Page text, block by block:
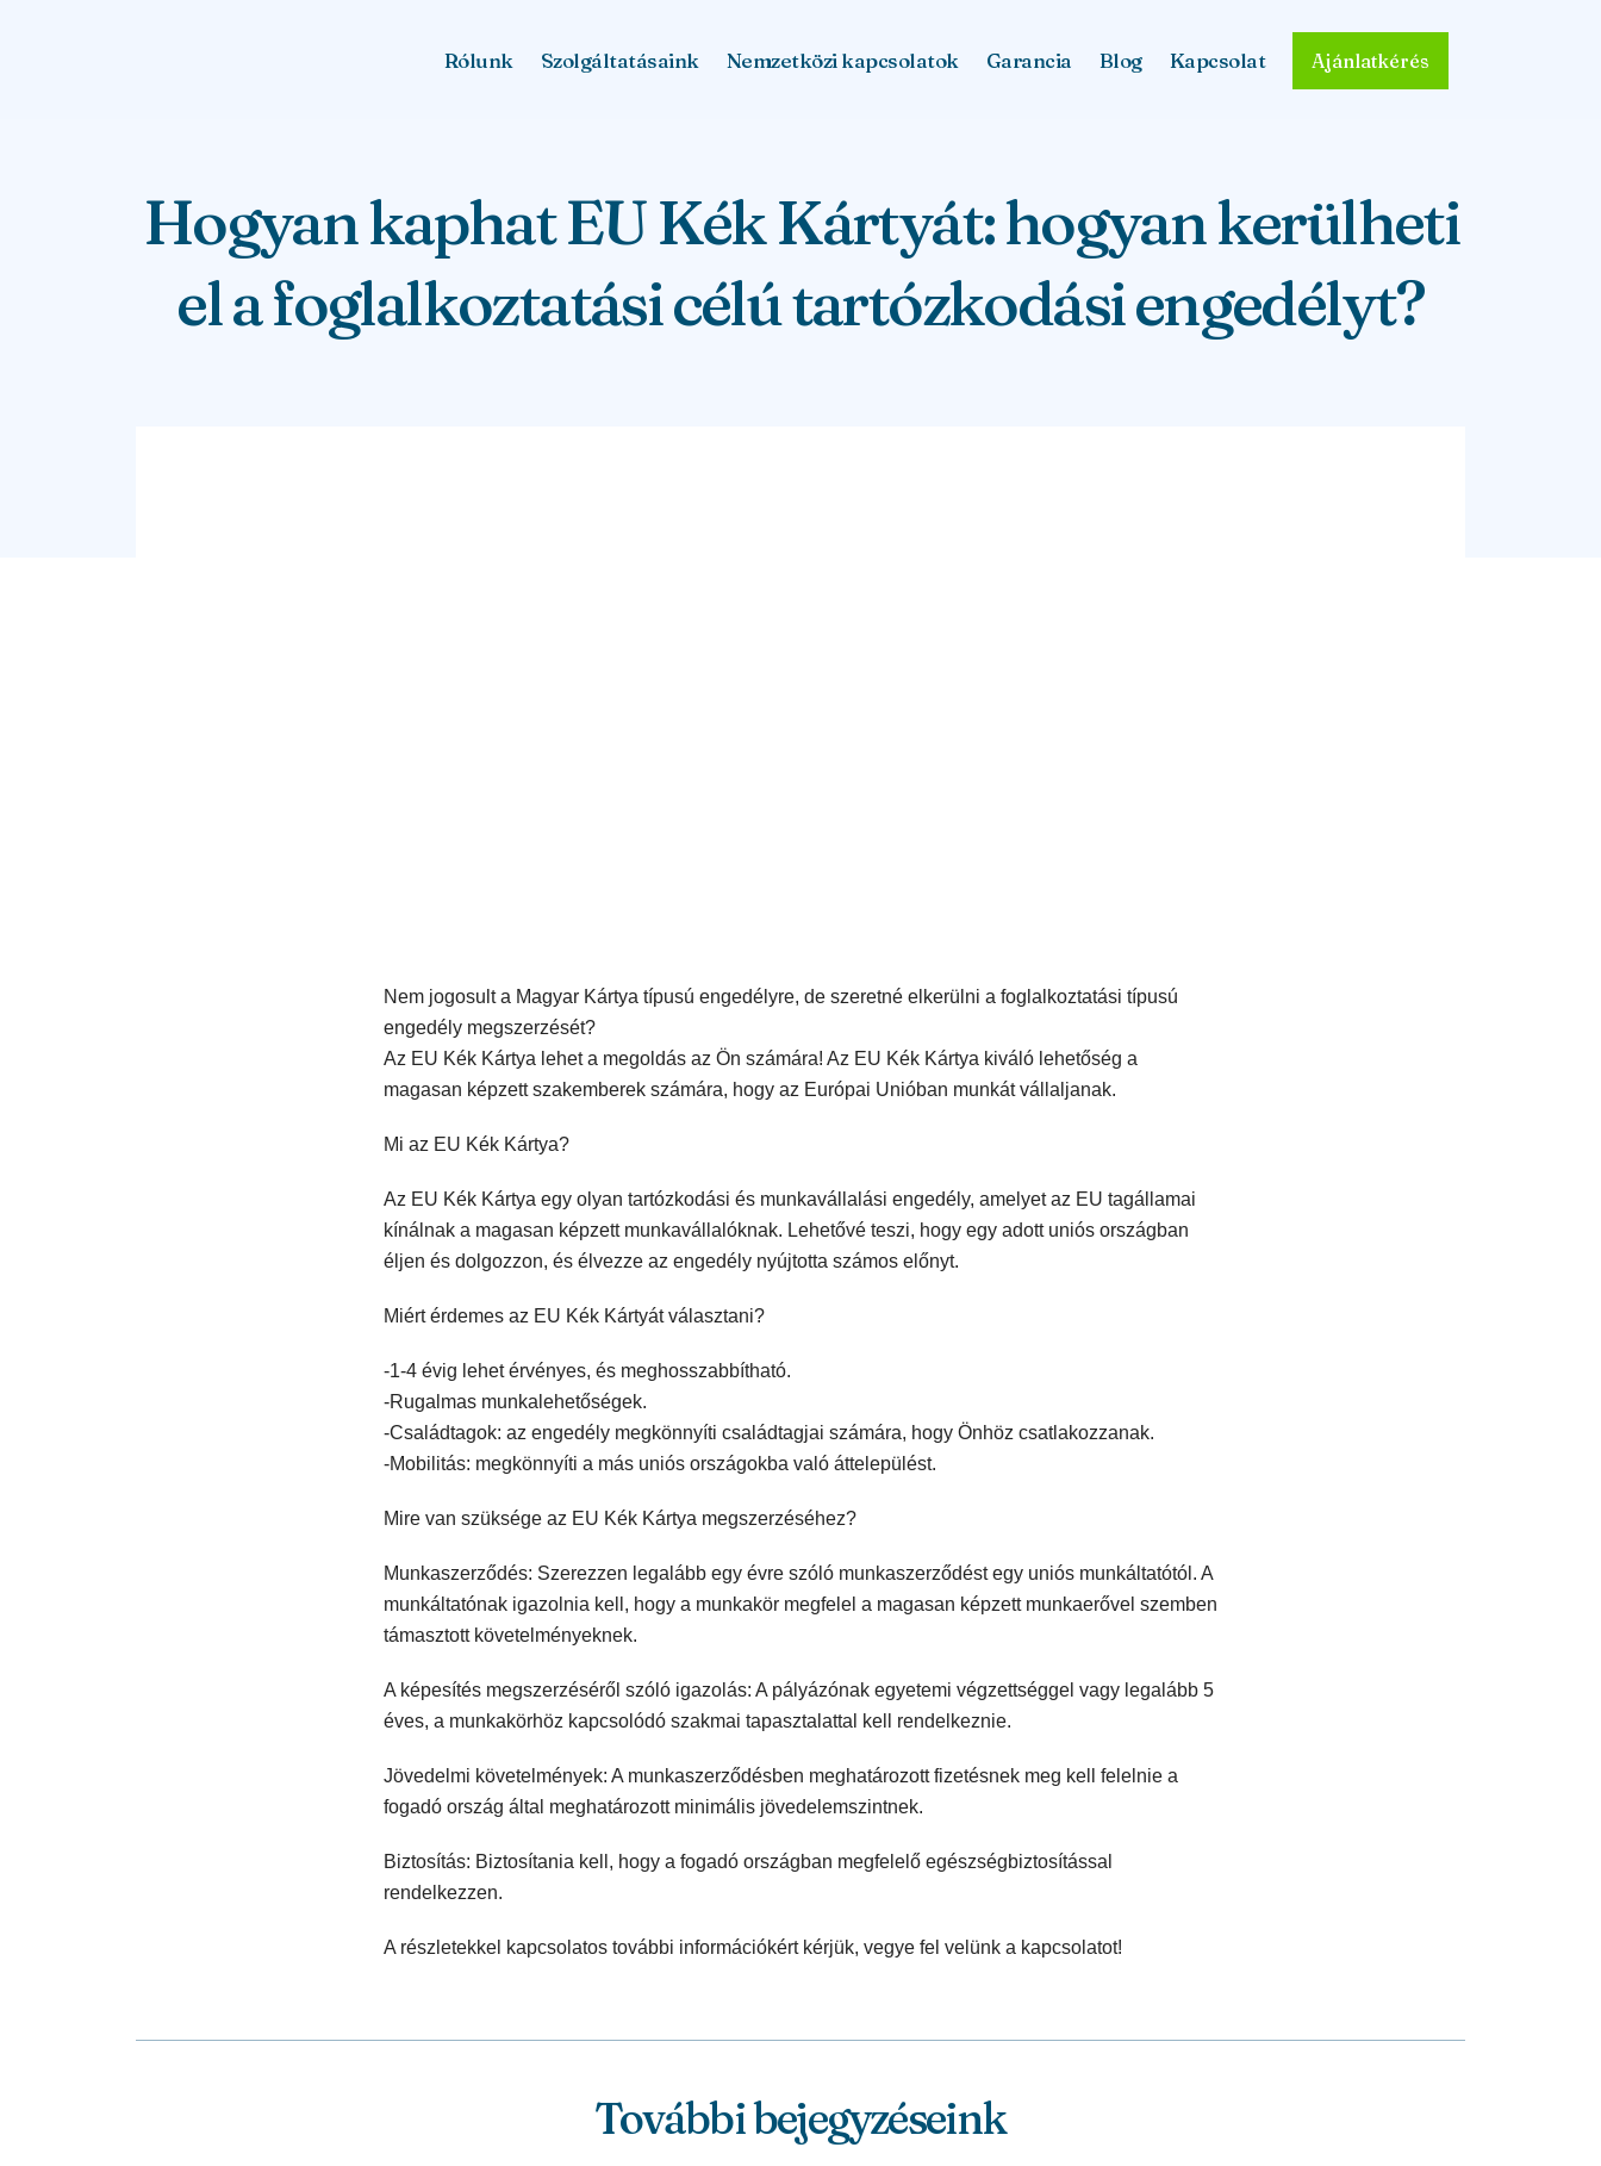
Rólunk Szolgáltatásaink Nemzetközi kapcsolatok Garancia Blog Kapcsolat Ajánlatkérés
Hogyan kaphat EU Kék Kártyát: hogyan kerülheti
el a foglalkoztatási célú tartózkodási engedélyt?
Nem jogosult a Magyar Kártya típusú engedélyre, de szeretné elkerülni a foglalkoztatási típusú
engedély megszerzését?
Az EU Kék Kártya lehet a megoldás az Ön számára! Az EU Kék Kártya kiváló lehetőség a
magasan képzett szakemberek számára, hogy az Európai Unióban munkát vállaljanak.
Mi az EU Kék Kártya?
Az EU Kék Kártya egy olyan tartózkodási és munkavállalási engedély, amelyet az EU tagállamai
kínálnak a magasan képzett munkavállalóknak. Lehetővé teszi, hogy egy adott uniós országban
éljen és dolgozzon, és élvezze az engedély nyújtotta számos előnyt.
Miért érdemes az EU Kék Kártyát választani?
-1-4 évig lehet érvényes, és meghosszabbítható.
-Rugalmas munkalehetőségek.
-Családtagok: az engedély megkönnyíti családtagjai számára, hogy Önhöz csatlakozzanak.
-Mobilitás: megkönnyíti a más uniós országokba való áttelepülést.
Mire van szüksége az EU Kék Kártya megszerzéséhez?
Munkaszerződés: Szerezzen legalább egy évre szóló munkaszerződést egy uniós munkáltatótól. A
munkáltatónak igazolnia kell, hogy a munkakör megfelel a magasan képzett munkaerővel szemben
támasztott követelményeknek.
A képesítés megszerzéséről szóló igazolás: A pályázónak egyetemi végzettséggel vagy legalább 5
éves, a munkakörhöz kapcsolódó szakmai tapasztalattal kell rendelkeznie.
Jövedelmi követelmények: A munkaszerződésben meghatározott fizetésnek meg kell felelnie a
fogadó ország által meghatározott minimális jövedelemszintnek.
Biztosítás: Biztosítania kell, hogy a fogadó országban megfelelő egészségbiztosítással
rendelkezzen.
A részletekkel kapcsolatos további információkért kérjük, vegye fel velünk a kapcsolatot!
További bejegyzéseink